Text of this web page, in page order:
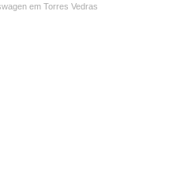
em Torres Vedras